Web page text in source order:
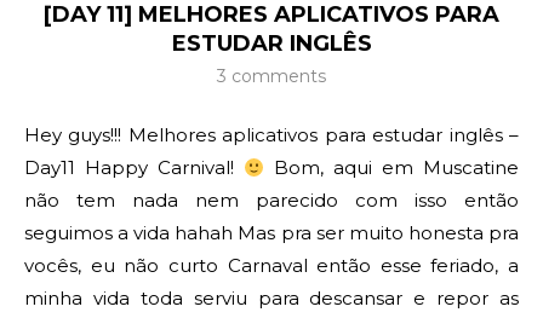
[DAY 11] MELHORES APLICATIVOS PARA
ESTUDAR INGLÊS
3 comments
Hey guys!!! Melhores aplicativos para estudar inglês –
Day11 Happy Carnival!
Bom, aqui em Muscatine
não tem nada nem parecido com isso então
seguimos a vida hahah Mas pra ser muito honesta pra
vocês, eu não curto Carnaval então esse feriado, a
minha vida toda serviu para descansar e repor as